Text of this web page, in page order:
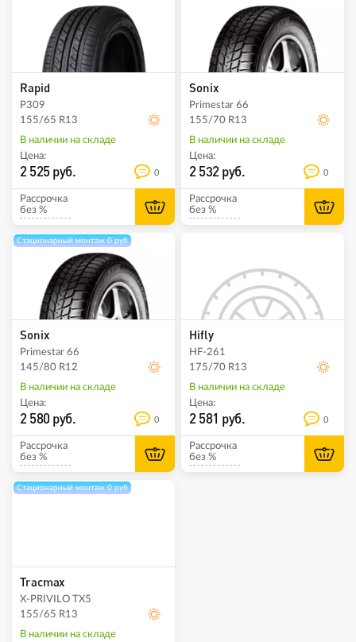
Rapid
P309
155/65 R13
В наличии на складе
Цена:
2 525 руб. 0
Рассрочка
без %
Sonix
Primestar 66
155/70 R13
В наличии на складе
Цена:
2 532 руб. 0
Рассрочка
без %
Стационарный монтаж 0 руб
Sonix
Primestar 66
145/80 R12
В наличии на складе
Цена:
2 580 руб. 0
Рассрочка
без %
Hifly
HF-261
175/70 R13
В наличии на складе
Цена:
2 581 руб. 0
Рассрочка
без %
Стационарный монтаж 0 руб
Tracmax
X-PRIVILO TX5
155/65 R13
В наличии на складе